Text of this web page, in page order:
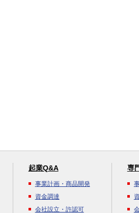
起業Q&A
事業計画・商品開発
資金調達
会社設立・許認可
専